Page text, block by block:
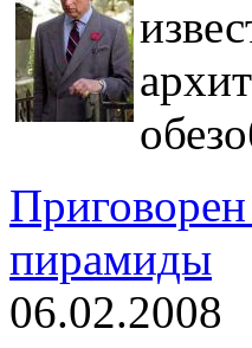
пирамиды
06.02.2008